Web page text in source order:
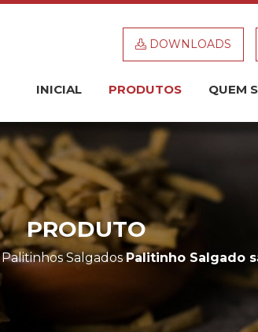
DOWNLOADS
INICIAL PRODUTOS QUEM
PRODUTO
Palitinhos Salgados Palitinho Salgado